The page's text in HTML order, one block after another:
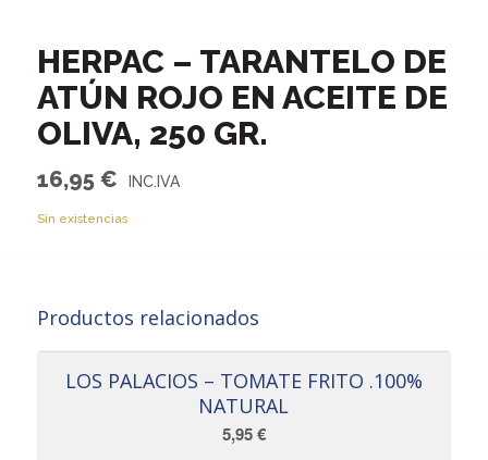
HERPAC – TARANTELO DE
ATÚN ROJO EN ACEITE DE
OLIVA, 250 GR.
16,95 €
Sin existencias
Productos relacionados
LOS PALACIOS – TOMATE FRITO .100%
NATURAL
5,95€